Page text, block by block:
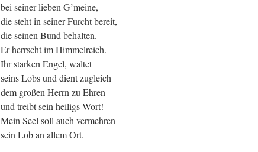
bei seiner lieben G’meine,
die steht in seiner Furcht bereit,
die seinen Bund behalten.
Er herrscht im Himmelreich.
Ihr starken Engel, waltet
seins Lobs und dient zugleich
dem großen Herrn zu Ehren
und treibt sein heiligs Wort!
Mein Seel soll auch vermehren
sein Lob an allem Ort.